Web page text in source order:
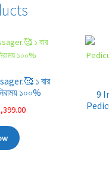
১ বার
১০০%
Current
9